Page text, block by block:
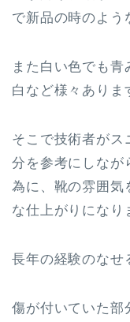
で新品の時のよう
また白い色でも青
白など様々ありま
そこで技術者がス
分を参考にしなが
為に、靴の雰囲気
な仕上がりになり
長年の経験のなせ
傷が付いていた部